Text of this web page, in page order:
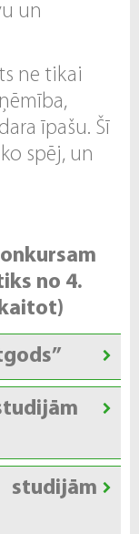
un
ne tikai
īpašu. Šī
spēj, un
no 4.